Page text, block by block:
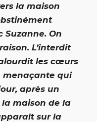
la maison
Suzanne. On
L’interdit
les cœurs
menaçante qui
après un
maison de la
sur la